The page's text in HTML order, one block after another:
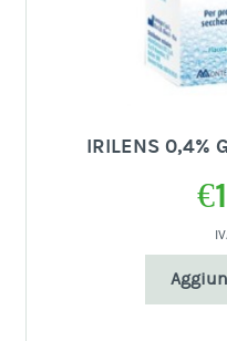
IRILENS 0,4%
€